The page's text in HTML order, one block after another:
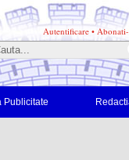
Autentificare •
Publicitate